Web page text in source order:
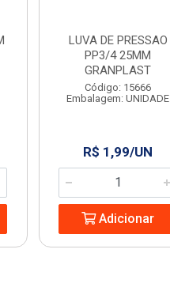
LUVA DE PRESSAO
PP3/4 25MM
GRANPLAST
Código: 15666
Embalagem: UNIDADE
R$ 1,99/UN
Adicionar